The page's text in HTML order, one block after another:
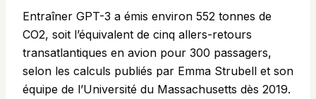
Entraîner GPT-3 a émis environ 552 tonnes de
CO2, soit l’équivalent de cinq allers-retours
transatlantiques en avion pour 300 passagers,
selon les calculs publiés par Emma Strubell et son
équipe de l’Université du Massachusetts dès 2019.